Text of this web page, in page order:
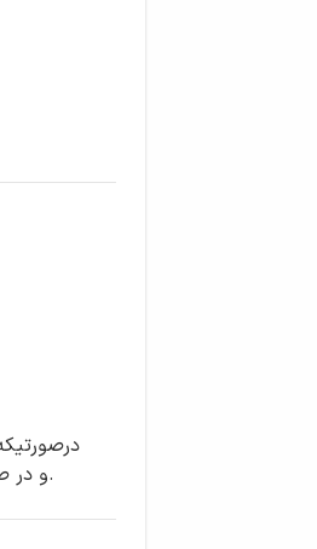
و در صورتی‌که نتیجه اعتبارسنجی کم باشد میزان ودیعه براساس اعتبارسنجی تعیین می‌‌گردد.